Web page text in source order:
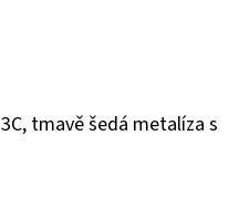
tmavě šedá metalíza s